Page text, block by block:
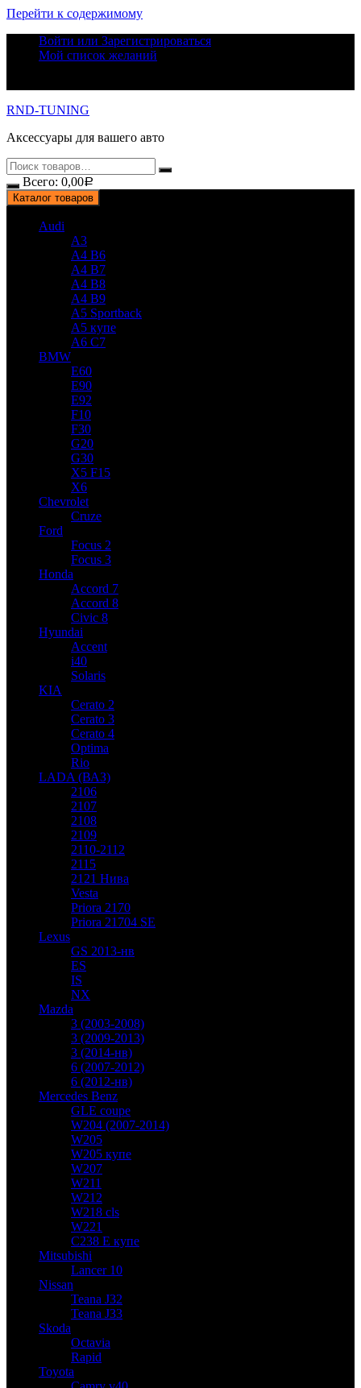
Перейти к содержимому
Войти или Зарегистрироваться
Мой список желаний
RND-TUNING
Аксессуары для вашего авто
Всего: 0,00Р
Каталог товаров
Audi
A3
A4 B6
A4 B7
A4 B8
A4 B9
A5 Sportback
A5 купе
A6 C7
BMW
E60
E90
E92
F10
F30
G20
G30
X5 F15
X6
Chevrolet
Cruze
Ford
Focus 2
Focus 3
Honda
Accord 7
Accord 8
Civic 8
Hyundai
Accent
i40
Solaris
KIA
Cerato 2
Cerato 3
Cerato 4
Optima
Rio
LADA (ВАЗ)
2106
2107
2108
2109
2110-2112
2115
2121 Нива
Vesta
Priora 2170
Priora 21704 SE
Lexus
GS 2013-нв
ES
IS
NX
Mazda
3 (2003-2008)
3 (2009-2013)
3 (2014-нв)
6 (2007-2012)
6 (2012-нв)
Mercedes Benz
GLE coupe
W204 (2007-2014)
W205
W205 купе
W207
W211
W212
W218 cls
W221
C238 E купе
Mitsubishi
Lancer 10
Nissan
Teana J32
Teana J33
Skoda
Octavia
Rapid
Toyota